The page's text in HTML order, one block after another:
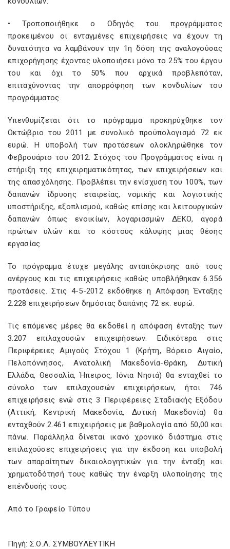
• Τροποποιήθηκε ο Οδηγός του προγράμματος
προκειμένου οι ενταγμένες επιχειρήσεις να έχουν τη
δυνατότητα να λαμβάνουν την 1η δόση της αναλογούσας
επιχορήγησης έχοντας υλοποιήσει μόνο το 25% του έργου
του και όχι το 50% που αρχικά προβλεπόταν,
επιταχύνοντας την απορρόφηση των κονδυλίων του
προγράμματος.
Υπενθυμίζεται ότι το πρόγραμμα προκηρύχθηκε τον
Οκτώβριο του 2011 με συνολικό προϋπολογισμό 72 εκ
ευρώ. Η υποβολή των προτάσεων ολοκληρώθηκε τον
Φεβρουάριο του 2012. Στόχος του Προγράμματος είναι η
στήριξη της επιχειρηματικότητας, των επιχειρήσεων και
της απασχόλησης. Προβλέπει την ενίσχυση του 100%, των
δαπανών ίδρυσης εταιρείας, νομικής και λογιστικής
υποστήριξης, εξοπλισμού, καθώς επίσης και λειτουργικών
δαπανών όπως ενοικίων, λογαριασμών ΔΕΚΟ, αγορά
πρώτων υλών και το κόστους κάλυψης μιας θέσης
εργασίας.
Το πρόγραμμα έτυχε μεγάλης ανταπόκρισης από τους
ανέργους και τις επιχειρήσεις καθώς υποβλήθηκαν 6.356
προτάσεις. Στις 4-5-2012 εκδόθηκε η Απόφαση Ένταξης
2.228 επιχειρήσεων δημόσιας δαπάνης 72 εκ. ευρώ.
Τις επόμενες μέρες θα εκδοθεί η απόφαση ένταξης των
3.207 επιλαχουσών επιχειρήσεων. Ειδικότερα στις
Περιφέρειες Αμιγούς Στόχου 1 (Κρήτη, Βόρειο Αιγαίο,
Πελοπόννησος, Ανατολική Μακεδονία-Θράκη, Δυτική
Ελλάδα, Θεσσαλία, Ήπειρος, Ιόνια Νησιά) θα ενταχθεί το
σύνολο των επιλαχουσών επιχειρήσεων, ήτοι 746
επιχειρήσεις ενώ στις 3 Περιφέρειες Σταδιακής Εξόδου
(Αττική, Κεντρική Μακεδονία, Δυτική Μακεδονία) θα
ενταχθούν 2.461 επιχειρήσεις με βαθμολογία από 50,00 και
πάνω. Παράλληλα δίνεται ικανό χρονικό διάστημα στις
επιλαχούσες επιχειρήσεις για την έκδοση και υποβολή
των απαραίτητων δικαιολογητικών για την ένταξη και
χρηματοδότησή τους καθώς την έναρξη υλοποίησης της
επένδυσής τους.
Από το Γραφείο Τύπου
Πηγή: Σ.Ο.Λ. ΣΥΜΒΟΥΛΕΥΤΙΚΗ